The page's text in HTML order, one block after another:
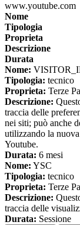
www.youtube.com
Nome
Tipologia
Proprieta
Descrizione
Durata
Nome:
Tipologia: tecnico
Proprieta: Terze
Descrizione:
traccia delle
nei siti; può anche
utilizzando la
Youtube.
Durata: 6 mesi
Nome: YSC
Tipologia: tecnico
Proprieta: Terze
Descrizione:
traccia delle
Durata: Sessione